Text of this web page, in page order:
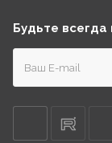
Будьте всегда